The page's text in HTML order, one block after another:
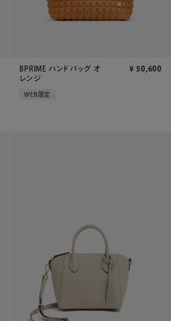
BPRIME ハンドバッグ オ
レンジ
¥ 50,600
WEB限定